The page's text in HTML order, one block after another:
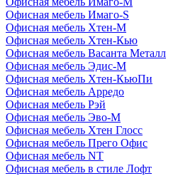
Офисная мебель Имаго-S
Офисная мебель Хтен-M
Офисная мебель Хтен-Кью
Офисная мебель Васанта Металл
Офисная мебель Эдис-M
Офисная мебель Хтен-КьюПи
Офисная мебель Арредо
Офисная мебель Рэй
Офисная мебель Эво-M
Офисная мебель Хтен Глосс
Офисная мебель Прего Офис
Офисная мебель NT
Офисная мебель в стиле Лофт